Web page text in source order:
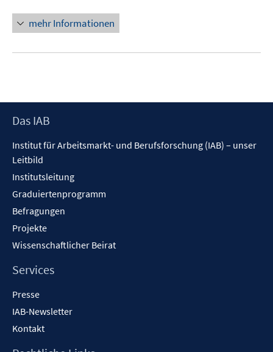
mehr Informationen
Footer
Das IAB
Institut für Arbeitsmarkt- und Berufsforschung (IAB) – unser
Leitbild
Institutsleitung
Graduiertenprogramm
Befragungen
Projekte
Wissenschaftlicher Beirat
Services
Presse
IAB-Newsletter
Kontakt